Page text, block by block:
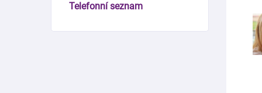
Telefonní seznam